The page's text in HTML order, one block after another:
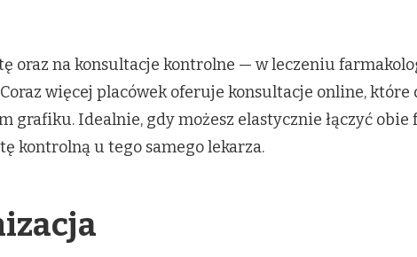
oraz na konsultacje kontrolne — w leczeniu
więcej placówek oferuje konsultacje online,
grafiku. Idealnie, gdy możesz elastycznie łączyć
kontrolną u tego samego lekarza.